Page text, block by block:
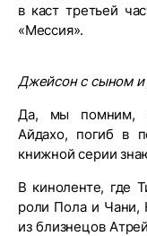
в каст третьей
«Мессия».
Джейсон с сыном и
Да, мы помним,
Айдахо, погиб в
книжной серии
В киноленте, где
роли Пола и Чани,
из близнецов